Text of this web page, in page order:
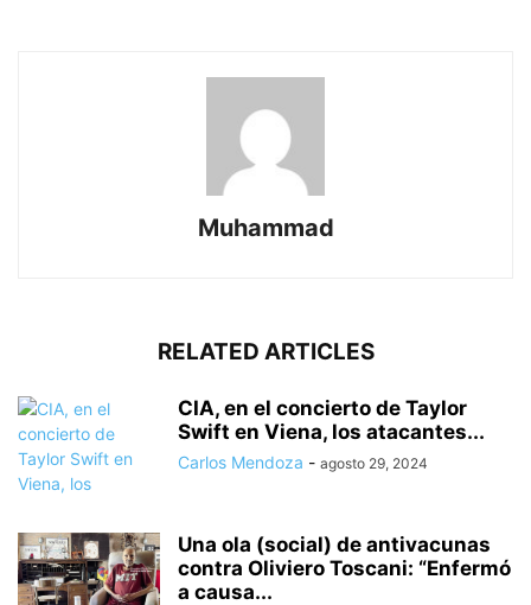
Muhammad
RELATED ARTICLES
CIA, en el concierto de Taylor
Swift en Viena, los atacantes...
Carlos Mendoza - agosto 29, 2024
Una ola (social) de antivacunas
contra Oliviero Toscani: “Enfermó
a causa...